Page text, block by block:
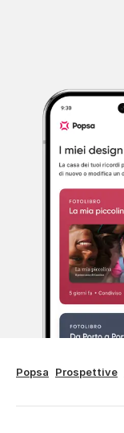
Popsa Prospettive